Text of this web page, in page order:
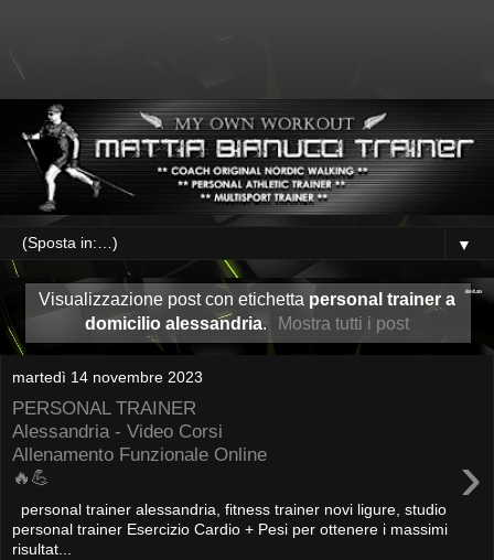
▼
Visualizzazione post con etichetta personal trainer a
domicilio alessandria. Mostra tutti i post
martedì 14 novembre 2023
PERSONAL TRAINER
Alessandria - Video Corsi
Allenamento Funzionale Online
🔥💪
›
personal trainer alessandria, fitness trainer novi ligure, studio
personal trainer Esercizio Cardio + Pesi per ottenere i massimi
risultat...